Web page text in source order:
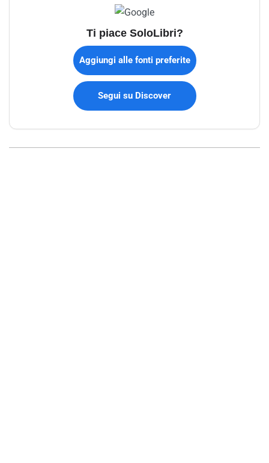
Ti piace SoloLibri?
Aggiungi alle fonti preferite
Segui su Discover